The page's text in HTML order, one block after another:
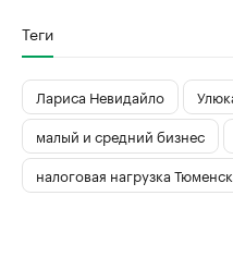
Теги
Лариса Невидайло
малый и средний бизнес
налоговая нагрузка